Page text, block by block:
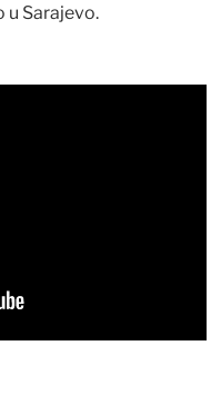
u Sarajevo.